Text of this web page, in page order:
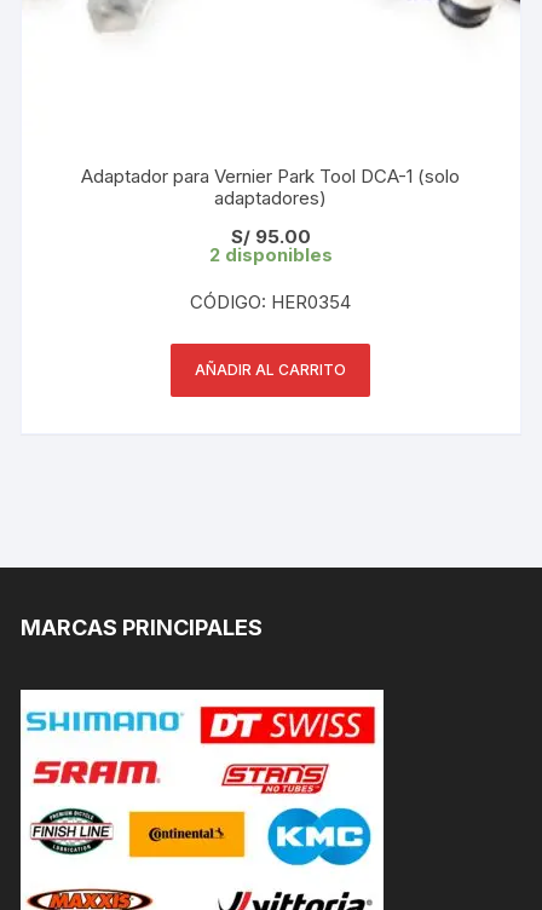
Adaptador para Vernier Park Tool DCA-1 (solo
adaptadores)
S/95.00
2 disponibles
CÓDIGO: HER0354
AÑADIR AL CARRITO
MARCAS PRINCIPALES